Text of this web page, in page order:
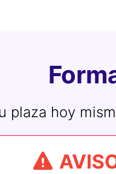
plaza hoy